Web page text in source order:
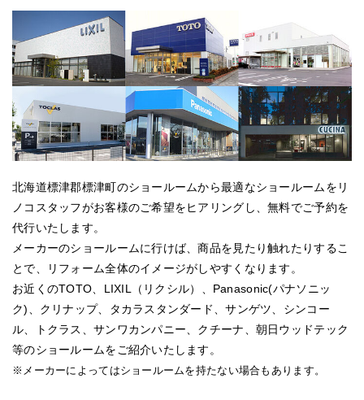
北海道標津郡標津町のショールームから最適なショールームをリ
ノコスタッフがお客様のご希望をヒアリングし、無料でご予約を
代行いたします。
メーカーのショールームに行けば、商品を見たり触れたりするこ
とで、リフォーム全体のイメージがしやすくなります。
お近くのTOTO、LIXIL（リクシル）、Panasonic(パナソニッ
ク)、クリナップ、タカラスタンダード、サンゲツ、シンコー
ル、トクラス、サンワカンパニー、クチーナ、朝日ウッドテック
等のショールームをご紹介いたします。
※メーカーによってはショールームを持たない場合もあります。